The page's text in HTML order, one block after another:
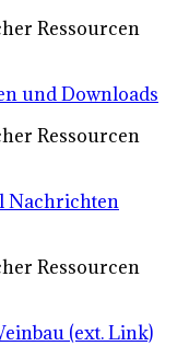
Ressourcen
und Downloads
Ressourcen
Nachrichten
Ressourcen
(ext. Link)